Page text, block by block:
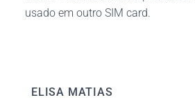
usado em outro SIM card.
ELISA MATIAS